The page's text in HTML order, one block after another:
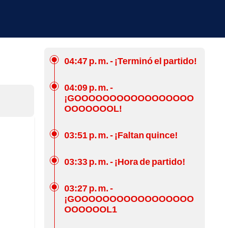
04:47 p. m.- ¡Terminó el partido!
04:09 p. m.-
¡GOOOOOOOOOOOOOOOOO
OOOOOOOL!
03:51 p. m.- ¡Faltan quince!
03:33 p. m.- ¡Hora de partido!
03:27 p. m.-
¡GOOOOOOOOOOOOOOOOO
OOOOOOL1